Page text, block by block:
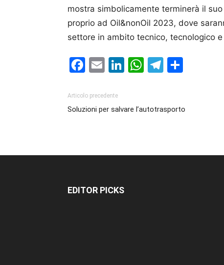
mostra simbolicamente terminerà il
proprio ad Oil&nonOil 2023, dove
settore in ambito tecnico, tecnologico
Facebook
EmailLinkedIn
WhatsApp
Telegram
Articolo precedente
Soluzioni per salvare l’autotrasporto
EDITOR PICKS